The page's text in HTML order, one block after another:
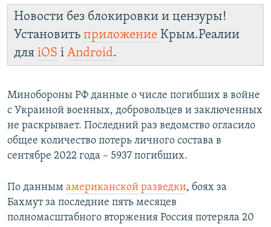
Новости без блокировки и цензуры!
Установить приложение Крым.Реалии
для iOS і Android.
Минобороны РФ данные о числе погибших в войне
с Украиной военных, добровольцев и заключенных
не раскрывает. Последний раз ведомство огласило
общее количество потерь личного состава в
сентябре 2022 года – 5937 погибших.
По данным американской разведки, боях за
Бахмут за последние пять месяцев
полномасштабного вторжения Россия потеряла 20